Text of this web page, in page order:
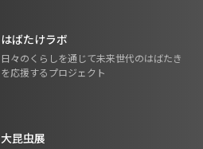
はばたけラボ
日々のくらしを通じて未来世代のはばたき
を応援するプロジェクト
大昆虫展